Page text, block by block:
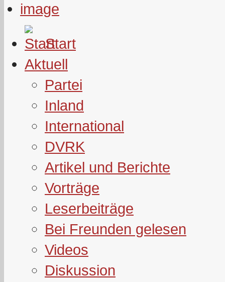
Start
Aktuell
Partei
Inland
International
DVRK
Artikel und Berichte
Vorträge
Leserbeiträge
Bei Freunden gelesen
Videos
Diskussion